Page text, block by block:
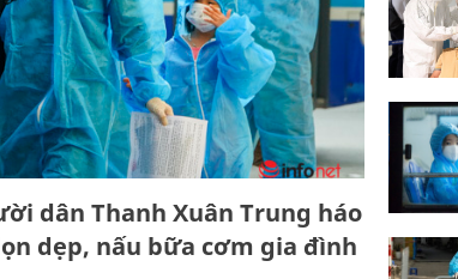
dân Thanh Xuân Trung háo
dẹp, nấu bữa cơm gia đình